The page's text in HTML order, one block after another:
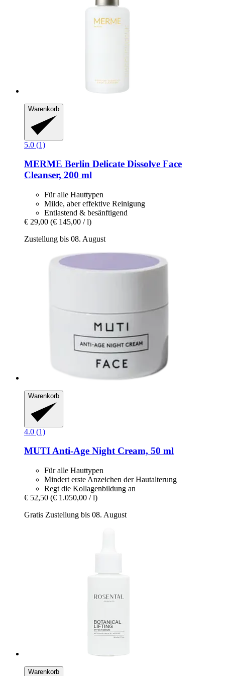
Warenkorb
5.0 (1)
MERME Berlin Delicate Dissolve Face
Cleanser, 200 ml
Für alle Hauttypen
Milde, aber effektive Reinigung
Entlastend & besänftigend
€ 29,00 (€ 145,00 / l)
Zustellung bis 08. August
Warenkorb
4.0 (1)
MUTIAnti-​Age Night Cream, 50 ml
Für alle Hauttypen
Mindert erste Anzeichen der Hautalterung
Regt die Kollagenbildung an
€ 52,50 (€ 1.050,00 / l)
Gratis Zustellung bis 08. August
Warenkorb